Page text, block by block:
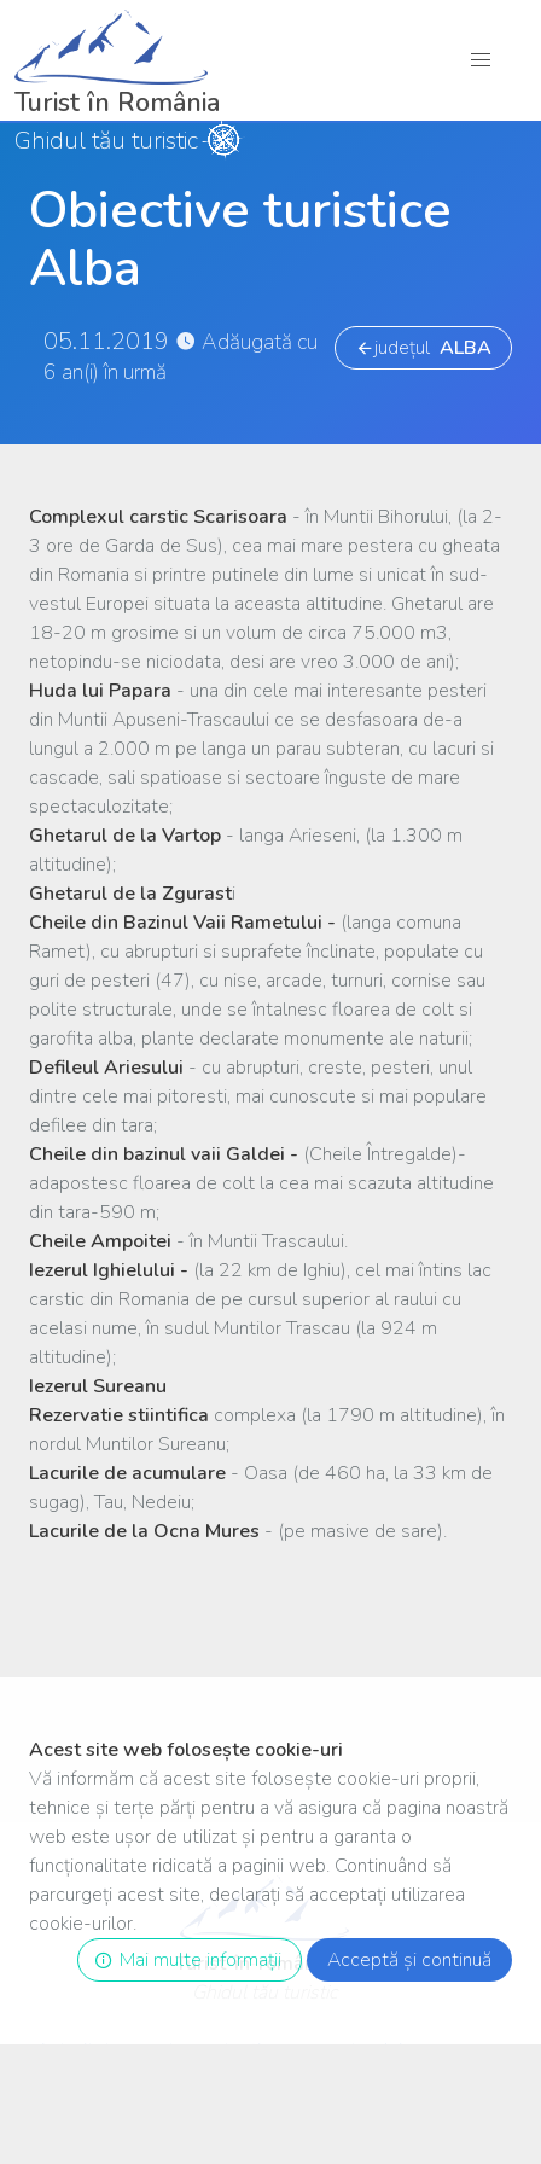
Turist în România
Ghidul tău turistic
Obiective turistice
Alba
județul ALBA
05.11.2019
Adăugată cu
6 an(i) în urmă
Complexul carstic Scarisoara - în Muntii Bihorului, (la 2-
3 ore de Garda de Sus), cea mai mare pestera cu gheata
din Romania si printre putinele din lume si unicat în sud-
vestul Europei situata la aceasta altitudine. Ghetarul are
18-20 m grosime si un volum de circa 75.000 m3,
netopindu-se niciodata, desi are vreo 3.000 de ani);
Huda lui Papara - una din cele mai interesante pesteri
din Muntii Apuseni-Trascaului ce se desfasoara de-a
lungul a 2.000 m pe langa un parau subteran, cu lacuri si
cascade, sali spatioase si sectoare înguste de mare
spectaculozitate;
Ghetarul de la Vartop - langa Arieseni, (la 1.300 m
altitudine);
Ghetarul de la Zgurasti
Cheile din Bazinul Vaii Rametului - (langa comuna
Ramet), cu abrupturi si suprafete înclinate, populate cu
guri de pesteri (47), cu nise, arcade, turnuri, cornise sau
polite structurale, unde se întalnesc floarea de colt si
garofita alba, plante declarate monumente ale naturii;
Defileul Ariesului - cu abrupturi, creste, pesteri, unul
dintre cele mai pitoresti, mai cunoscute si mai populare
defilee din tara;
Cheile din bazinul vaii Galdei - (Cheile Întregalde)-
adapostesc floarea de colt la cea mai scazuta altitudine
din tara-590 m;
Cheile Ampoitei - în Muntii Trascaului.
Iezerul Ighielului - (la 22 km de Ighiu), cel mai întins lac
carstic din Romania de pe cursul superior al raului cu
acelasi nume, în sudul Muntilor Trascau (la 924 m
altitudine);
Iezerul Sureanu
Rezervatie stiintifica complexa (la 1790 m altitudine), în
nordul Muntilor Sureanu;
Lacurile de acumulare - Oasa (de 460 ha, la 33 km de
sugag), Tau, Nedeiu;
Lacurile de la Ocna Mures - (pe masive de sare).
Turist-în-românia.ro
Acest site web folosește cookie-uri
Vă informăm că acest site folosește cookie-uri proprii,
tehnice și terțe părți pentru a vă asigura că pagina noastră
web este ușor de utilizat și pentru a garanta o
funcționalitate ridicată a paginii web. Continuând să
parcurgeți acest site, declarați să acceptați utilizarea
cookie-urilor.
Acceptă și continuă
Mai multe informații